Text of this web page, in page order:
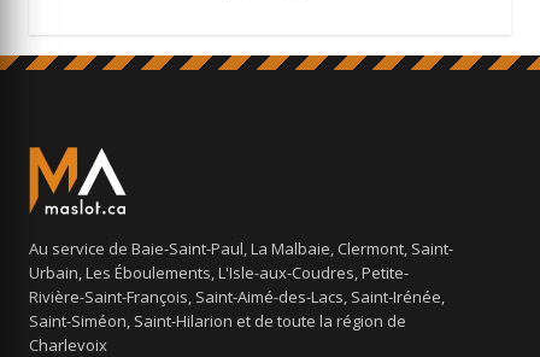
Au service de Baie-Saint-Paul, La Malbaie, Clermont, Saint-
Urbain, Les Éboulements, L'Isle-aux-Coudres, Petite-
Rivière-Saint-François, Saint-Aimé-des-Lacs, Saint-Irénée,
Saint-Siméon, Saint-Hilarion et de toute la région de
Charlevoix